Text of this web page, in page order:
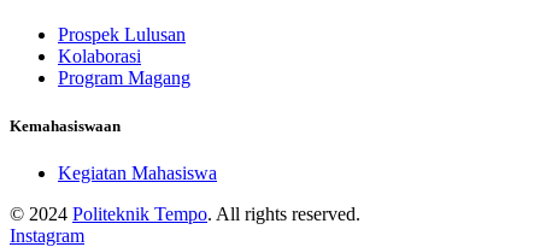
Prospek Lulusan
Kolaborasi
Program Magang
Kemahasiswaan
Kegiatan Mahasiswa
© 2024 Politeknik Tempo. All rights reserved.
Instagram